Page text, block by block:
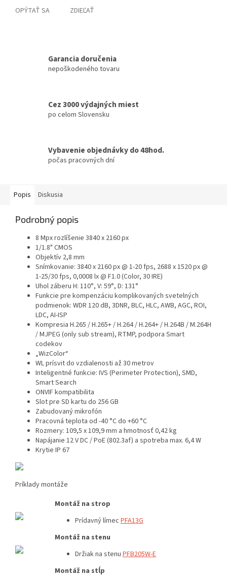
OPÝTAŤ SA ZDIEĽAŤ
Garancia doručenia
nepoškodeného tovaru
Cez 3000 výdajných miest
po celom Slovensku
Vybavenie objednávky do 48hod.
počas pracovných dní
Popis Diskusia
Podrobný popis
8 Mpx rozlíšenie 3840 x 2160 px
1/1.8" CMOS
Objektív 2,8 mm
Snímkovanie: 3840 x 2160 px @ 1-20 fps, 2688 x 1520 px @
1-25/30 fps, 0,0008 lx @ F1.0 (Color, 30 IRE)
Uhol záberu H: 110°, V: 59°, D: 131°
Funkcie pre kompenzáciu komplikovaných svetelných
podmienok: WDR 120 dB, 3DNR, BLC, HLC, AWB, AGC, ROI,
LDC, AI-ISP
Kompresia H.265 / H.265+ / H.264 / H.264+ / H.264B / M.264H
/ MJPEG (only sub stream), RTMP, podpora Smart
codekov
„WizColor“
WL prísvit do vzdialenosti až 30 metrov
Inteligentné funkcie: IVS (Perimeter Protection), SMD,
Smart Search
ONVIF kompatibilita
Slot pre SD kartu do 256 GB
Zabudovaný mikrofón
Pracovná teplota od -40 °C do +60 °C
Rozmery: 109,5 x 109,9 mm a hmotnosť 0,42 kg
Napájanie 12 V DC / PoE (802.3af) a spotreba max. 6,4 W
Krytie IP 67
Príklady montáže
Montáž na strop
Prídavný límec PFA13G
Montáž na stenu
Držiak na stenu PFB205W-E
Montáž na stĺp